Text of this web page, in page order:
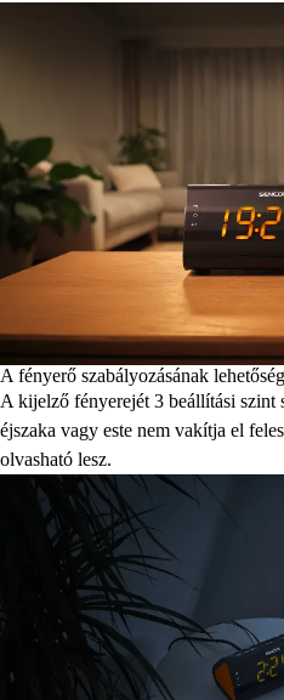
A fényerő szabályozásának
A kijelző fényerejét 3 beállítási szint
éjszaka vagy este nem vakítja el
olvasható lesz.